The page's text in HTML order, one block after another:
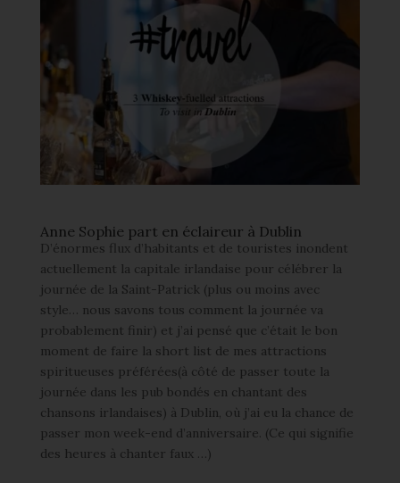
Anne Sophie part en éclaireur à Dublin
D’énormes flux d’habitants et de touristes inondent
actuellement la capitale irlandaise pour célébrer la
journée de la Saint-Patrick (plus ou moins avec
style… nous savons tous comment la journée va
probablement finir) et j’ai pensé que c’était le bon
moment de faire la short list de mes attractions
spiritueuses préférées(à côté de passer toute la
journée dans les pub bondés en chantant des
chansons irlandaises) à Dublin, où j’ai eu la chance de
passer mon week-end d’anniversaire. (Ce qui signifie
des heures à chanter faux …)